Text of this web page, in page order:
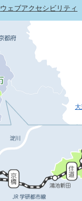
ウェブアクセシビリティ